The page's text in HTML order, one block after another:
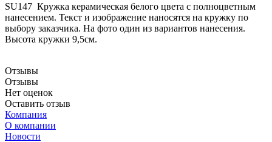
SU147 Кружка керамическая белого цвета с полноцветным
нанесением. Текст и изображение наносятся на кружку по
выбору заказчика. На фото один из вариантов нанесения.
Высота кружки 9,5см.
Отзывы
Отзывы
Нет оценок
Оставить отзыв
Компания
О компании
Новости